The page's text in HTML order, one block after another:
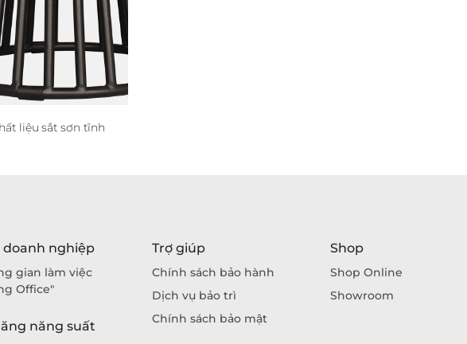
liệu sắt sơn tĩnh
doanh nghiệp
gian làm việc
Office"
năng suất
Trợ giúp
Chính sách bảo hành
Dịch vụ bảo trì
Chính sách bảo mật
Shop
Shop Online
Showroom